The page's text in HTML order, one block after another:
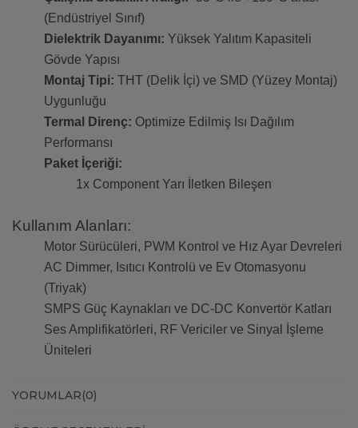
(Endüstriyel Sınıf)
Dielektrik Dayanımı: Yüksek Yalıtım Kapasiteli
Gövde Yapısı
Montaj Tipi: THT (Delik İçi) ve SMD (Yüzey Montaj)
Uygunluğu
Termal Direnç: Optimize Edilmiş Isı Dağılım
Performansı
Paket İçeriği:
1x Component Yarı İletken Bileşen
Kullanım Alanları:
Motor Sürücüleri, PWM Kontrol ve Hız Ayar Devreleri
AC Dimmer, Isıtıcı Kontrolü ve Ev Otomasyonu
(Triyak)
SMPS Güç Kaynakları ve DC-DC Konvertör Katları
Ses Amplifikatörleri, RF Vericiler ve Sinyal İşleme
Üniteleri
YORUMLAR(0)